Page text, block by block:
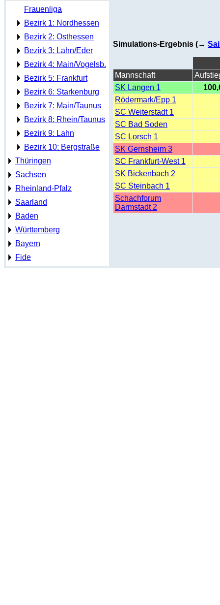
Frauenliga
Bezirk 1: Nordhessen
Bezirk 2: Osthessen
Bezirk 3: Lahn/Eder
Bezirk 4: Main/Vogelsb.
Bezirk 5: Frankfurt
Bezirk 6: Starkenburg
Bezirk 7: Main/Taunus
Bezirk 8: Rhein/Taunus
Bezirk 9: Lahn
Bezirk 10: Bergstraße
Thüringen
Sachsen
Rheinland-Pfalz
Saarland
Baden
Württemberg
Bayern
Fide
Simulations-Ergebnis (→
Mannschaft
SK Langen 1
Rödermark/Epp 1
SC Weiterstadt 1
SC Bad Soden
SC Lorsch 1
SK Gernsheim 3
SC Frankfurt-West 1
SK Bickenbach 2
SC Steinbach 1
Schachforum
Darmstadt 2